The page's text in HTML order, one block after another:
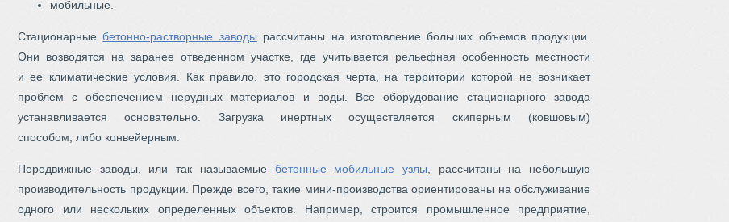
мобильные.
Стационарныебетонно-растворные заводы рассчитаны на изготовление больших объемов продукции.
Они возводятся на заранее отведенном участке, где учитывается рельефная особенность местности
и ее климатические условия. Как правило, это городская черта, на территории которой не возникает
проблем с обеспечением нерудных материалов и воды. Все оборудование стационарного завода
устанавливается основательно. Загрузка инертных осуществляется скиперным (ковшовым)
способом, либо конвейерным.
Передвижные заводы, или так называемые бетонные мобильные узлы , рассчитаны на небольшую
производительность продукции. Прежде всего, такие мини-производства ориентированы на обслуживание
одного или нескольких определенных объектов. Например, строится промышленное предприятие,